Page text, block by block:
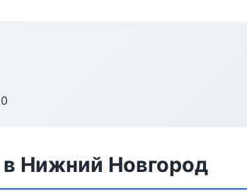
в Нижний Новгород